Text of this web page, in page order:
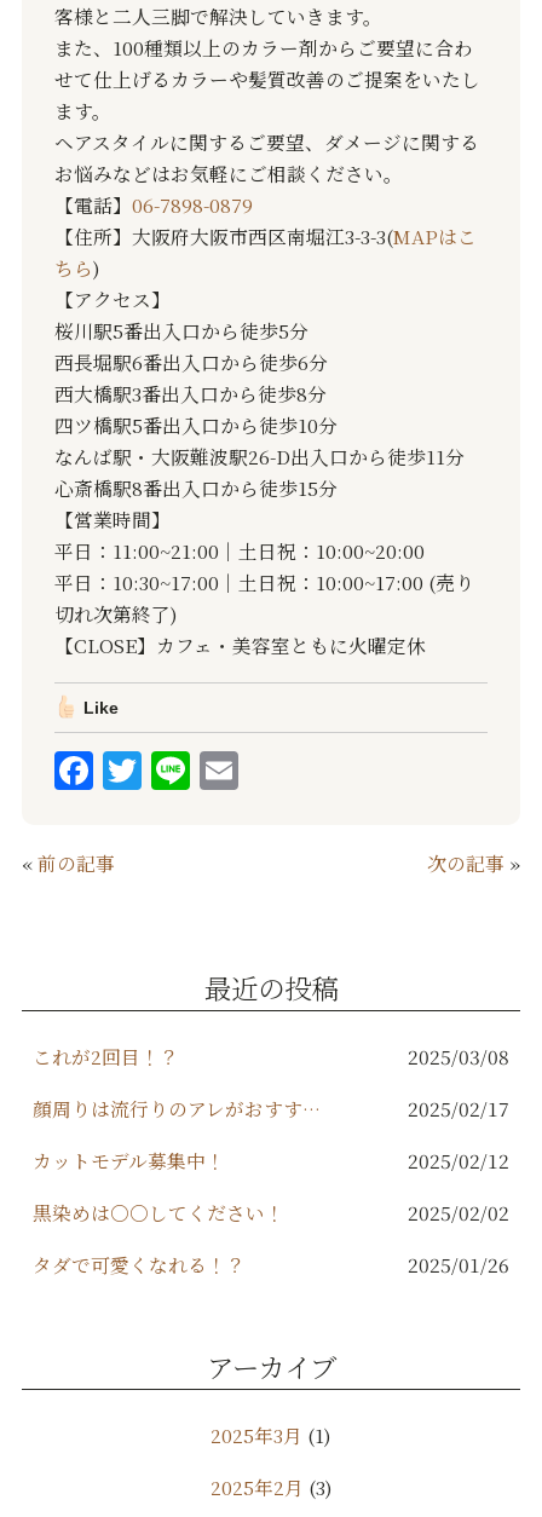
客様と二人三脚で解決していきます。
また、100種類以上のカラー剤からご要望に合わ
せて仕上げるカラーや髪質改善のご提案をいたし
ます。
ヘアスタイルに関するご要望、ダメージに関する
お悩みなどはお気軽にご相談ください。
【電話】 06-7898-0879
【住所】大阪府大阪市西区南堀江3-3-3(MAPはこ
ちら)
【アクセス】
桜川駅5番出入口から徒歩5分
西長堀駅6番出入口から徒歩6分
西大橋駅3番出入口から徒歩8分
四ツ橋駅5番出入口から徒歩10分
なんば駅・大阪難波駅26-D出入口から徒歩11分
心斎橋駅8番出入口から徒歩15分
【営業時間】
平日：11:00~21:00｜土日祝：10:00~20:00
平日：10:30~17:00｜土日祝：10:00~17:00 (売り
切れ次第終了)
【CLOSE】カフェ・美容室ともに火曜定休
Like
F
a
c
e
o
k
T
w
Li
n
E
«前の記事 次の記事 »
最近の投稿
これが2回目！？
2025/03/08
顔周りは流行りのアレがおすすめ！
2025/02/17
カットモデル募集中！
2025/02/12
黒染めは○○してください！
2025/02/02
タダで可愛くなれる！？
2025/01/26
アーカイブ
2025年3月 (1)
2025年2月 (3)